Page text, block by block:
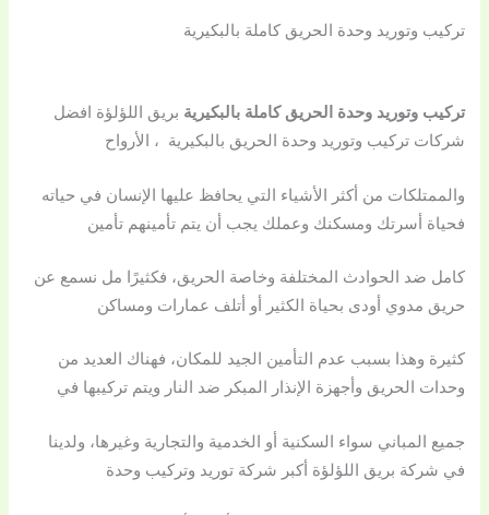
تركيب وتوريد وحدة الحريق كاملة بالبكيرية
تركيب وتوريد وحدة الحريق كاملة بالبكيرية بريق اللؤلؤة افضل
شركات تركيب وتوريد وحدة الحريق بالبكيرية ، الأرواح
والممتلكات من أكثر الأشياء التي يحافظ عليها الإنسان في حياته
فحياة أسرتك ومسكنك وعملك يجب أن يتم تأمينهم تأمين
كامل ضد الحوادث المختلفة وخاصة الحريق، فكثيرًا مل نسمع عن
حريق مدوي أودى بحياة الكثير أو أتلف عمارات ومساكن
كثيرة وهذا بسبب عدم التأمين الجيد للمكان، فهناك العديد من
وحدات الحريق وأجهزة الإنذار المبكر ضد النار ويتم تركيبها في
جميع المباني سواء السكنية أو الخدمية والتجارية وغيرها، ولدينا
في شركة بريق اللؤلؤة أكبر شركة توريد وتركيب وحدة